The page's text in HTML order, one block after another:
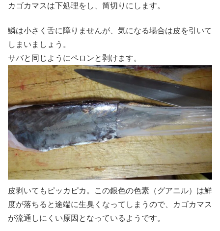
カゴカマスは下処理をし、筒切りにします。
鱗は小さく舌に障りませんが、気になる場合は皮を引いて
しまいましょう。
サバと同じようにペロンと剥けます。
皮剥いてもピッカピカ。この銀色の色素（グアニル）は鮮
度が落ちると途端に生臭くなってしまうので、カゴカマス
が流通しにくい原因となっているようです。